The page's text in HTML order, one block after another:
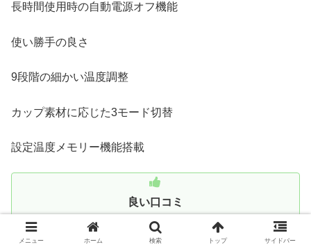
長時間使用時の自動電源オフ機能
使い勝手の良さ
9段階の細かい温度調整
カップ素材に応じた3モード切替
設定温度メモリー機能搭載
良い口コミ
「カップの素材によって温度設定を変えられるのが画期的
メニュー ホーム 検索 トップ サイドバー